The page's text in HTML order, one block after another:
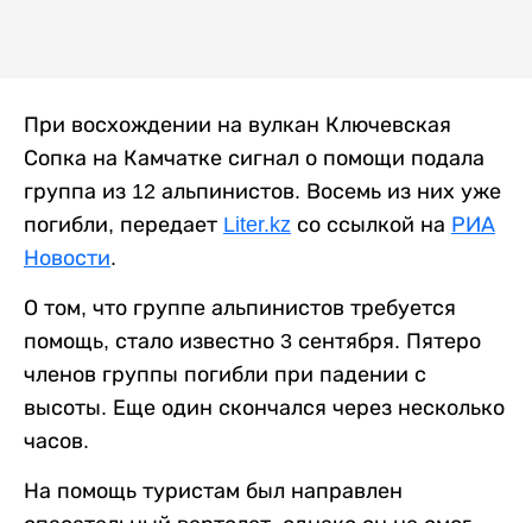
При восхождении на вулкан Ключевская
Сопка на Камчатке сигнал о помощи подала
группа из 12 альпинистов. Восемь из них уже
погибли, передает Liter.kz со ссылкой на РИА
Новости.
О том, что группе альпинистов требуется
помощь, стало известно 3 сентября. Пятеро
членов группы погибли при падении с
высоты. Еще один скончался через несколько
часов.
На помощь туристам был направлен